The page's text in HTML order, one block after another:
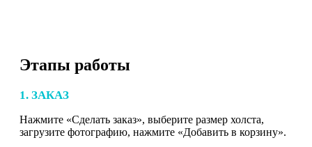
Этапы работы
1. ЗАКАЗ
Нажмите «Сделать заказ», выберите размер холста,
загрузите фотографию, нажмите «Добавить в корзину».